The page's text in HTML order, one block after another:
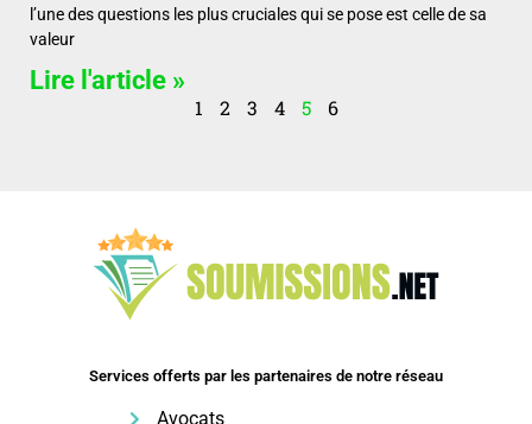
l’une des questions les plus cruciales qui se pose est celle de sa
valeur
Lire l'article »
1 2 3 4 5 6
Services offerts par les partenaires de notre réseau
Avocats